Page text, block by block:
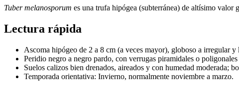
Tuber melanosporum es una trufa hipógea (subterránea) de altísimo valor
Lectura rápida
Ascoma hipógeo de 2 a 8 cm (a veces mayor), globoso a irregular y
Peridio negro a negro pardo, con verrugas piramidales o poligonales
Suelos calizos bien drenados, aireados y con humedad moderada;
Temporada orientativa: Invierno, normalmente noviembre a marzo.